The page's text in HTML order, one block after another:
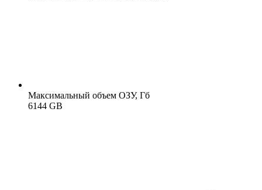
Максимальный объем ОЗУ, Гб
6144 GB